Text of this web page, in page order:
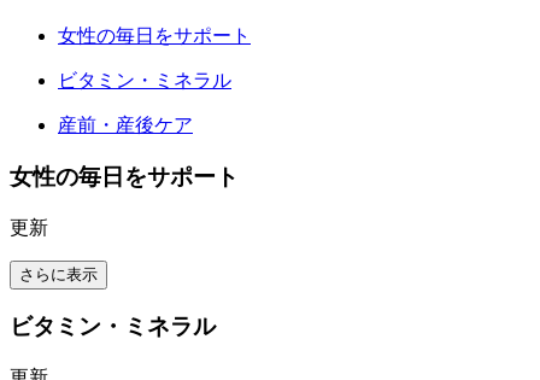
女性の毎日をサポート
ビタミン・ミネラル
産前・産後ケア
女性の毎日をサポート
更新
さらに表示
ビタミン・ミネラル